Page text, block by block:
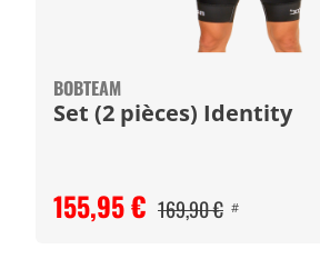
BOBTEAM
Set (2 pièces) Identity
155,95 € 169,90 € #